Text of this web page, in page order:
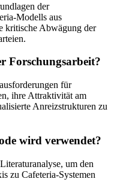
der
Modells aus
kritische Abwägung der
Forschungsarbeit?
für
ihre Attraktivität am
Anreizstrukturen zu
wird verwendet?
um den
zu Cafeteria-Systemen